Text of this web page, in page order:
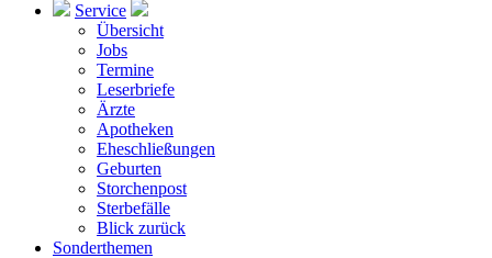
Service
Übersicht
Jobs
Termine
Leserbriefe
Ärzte
Apotheken
Eheschließungen
Geburten
Storchenpost
Sterbefälle
Blick zurück
Sonderthemen